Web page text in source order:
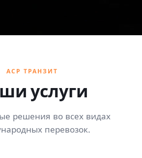
АСР ТРАНЗИТ
услуги
решения во всех видах
перевозок.